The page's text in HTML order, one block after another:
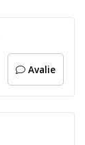
Avalie